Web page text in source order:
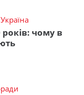
Україна
років: чому в